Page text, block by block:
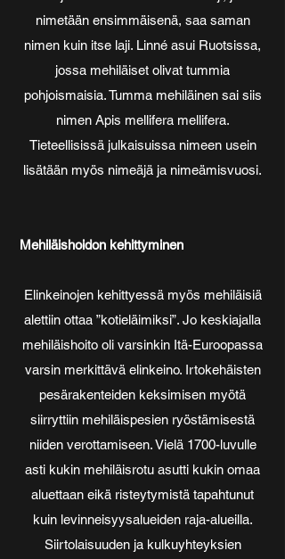
nimetään ensimmäisenä, saa saman
nimen kuin itse laji. Linné asui Ruotsissa,
jossa mehiläiset olivat tummia
pohjoismaisia. Tumma mehiläinen sai siis
nimen Apis mellifera mellifera.
Tieteellisissä julkaisuissa nimeen usein
lisätään myös nimeäjä ja nimeämisvuosi.
Mehiläishoidon kehittyminen
Elinkeinojen kehittyessä myös mehiläisiä
alettiin ottaa ”kotieläimiksi”. Jo keskiajalla
mehiläishoito oli varsinkin Itä-Euroopassa
varsin merkittävä elinkeino. Irtokehäisten
pesärakenteiden keksimisen myötä
siirryttiin mehiläispesien ryöstämisestä
niiden verottamiseen. Vielä 1700-luvulle
asti kukin mehiläisrotu asutti kukin omaa
aluettaan eikä risteytymistä tapahtunut
kuin levinneisyysalueiden raja-alueilla.
Siirtolaisuuden ja kulkuyhteyksien